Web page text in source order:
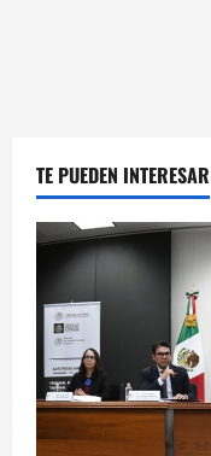
TE PUEDEN INTERESAR